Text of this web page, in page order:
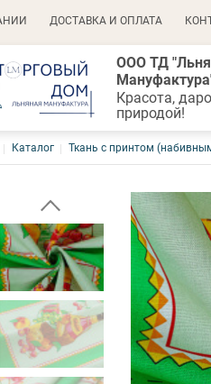
навигация
ДОСТАВКА И ОПЛАТА
ООО ТД
Красота,
природой!
навигации
Каталог Ткань с принтом